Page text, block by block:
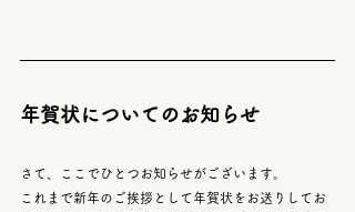
年賀状についてのお知らせ
さて、ここでひとつお知らせがございます。
これまで新年のご挨拶として年賀状をお送りしてお